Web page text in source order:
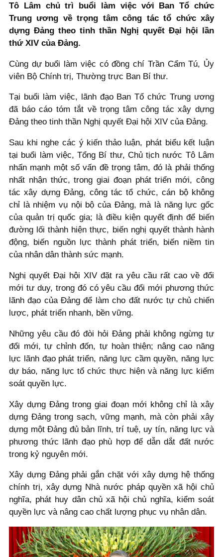
Tô Lâm chủ trì buổi làm việc với Ban Tổ chức
Trung ương về trọng tâm công tác tổ chức xây
dựng Đảng theo tinh thần Nghị quyết Đại hội lần
thứ XIV của Đảng.
Cùng dự buổi làm việc có đồng chí Trần Cẩm Tú, Ủy
viên Bộ Chính trị, Thường trực Ban Bí thư.
Tại buổi làm việc, lãnh đạo Ban Tổ chức Trung ương
đã báo cáo tóm tắt về trọng tâm công tác xây dựng
Đảng theo tinh thần Nghị quyết Đại hội XIV của Đảng.
Sau khi nghe các ý kiến thảo luận, phát biểu kết luận
tại buổi làm việc, Tổng Bí thư, Chủ tịch nước Tô Lâm
nhấn mạnh một số vấn đề trọng tâm, đó là phải thống
nhất nhận thức, trong giai đoạn phát triển mới, công
tác xây dựng Đảng, công tác tổ chức, cán bộ không
chỉ là nhiệm vụ nội bộ của Đảng, mà là năng lực gốc
của quản trị quốc gia; là điều kiện quyết định để biến
đường lối thành hiện thực, biến nghị quyết thành hành
động, biến nguồn lực thành phát triển, biến niềm tin
của nhân dân thành sức mạnh.
Nghị quyết Đại hội XIV đặt ra yêu cầu rất cao về đổi
mới tư duy, trong đó có yêu cầu đổi mới phương thức
lãnh đạo của Đảng để làm cho đất nước tự chủ chiến
lược, phát triển nhanh, bền vững.
Những yêu cầu đó đòi hỏi Đảng phải không ngừng tự
đổi mới, tự chỉnh đốn, tự hoàn thiện; nâng cao năng
lực lãnh đạo phát triển, năng lực cầm quyền, năng lực
dự báo, năng lực tổ chức thực hiện và năng lực kiểm
soát quyền lực.
Xây dựng Đảng trong giai đoạn mới không chỉ là xây
dựng Đảng trong sạch, vững mạnh, mà còn phải xây
dựng một Đảng đủ bản lĩnh, trí tuệ, uy tín, năng lực và
phương thức lãnh đạo phù hợp để dẫn dắt đất nước
trong kỷ nguyên mới.
Xây dựng Đảng phải gắn chặt với xây dựng hệ thống
chính trị, xây dựng Nhà nước pháp quyền xã hội chủ
nghĩa, phát huy dân chủ xã hội chủ nghĩa, kiểm soát
quyền lực và nâng cao chất lượng phục vụ nhân dân.